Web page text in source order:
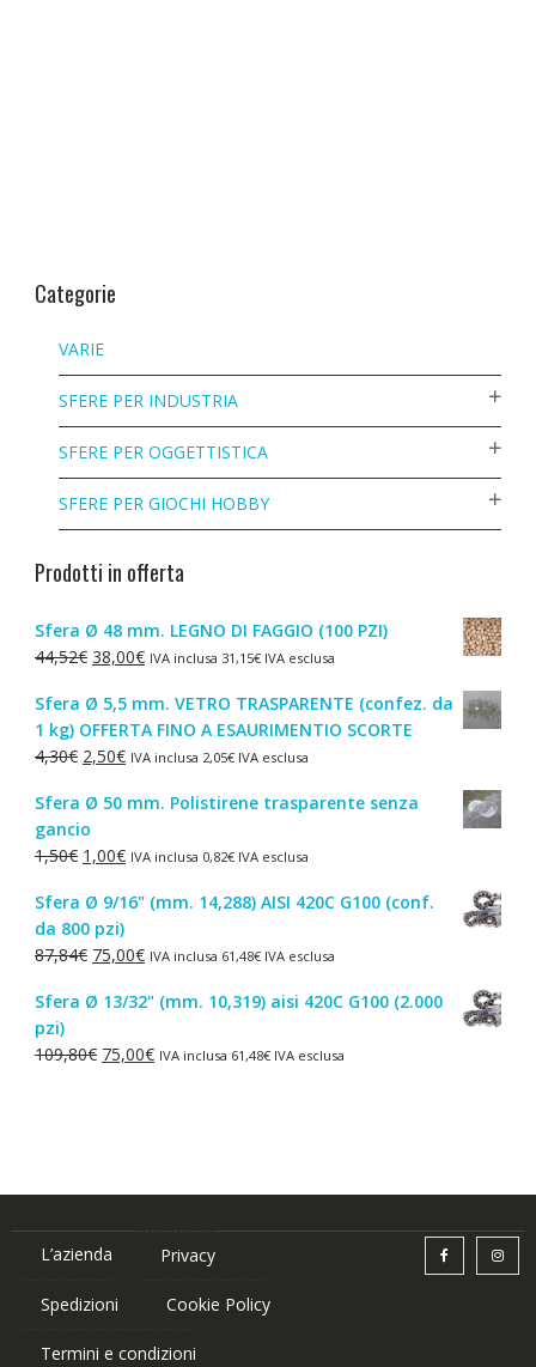
Categorie
VARIE
SFERE PER INDUSTRIA
SFERE PER OGGETTISTICA
SFERE PER GIOCHI HOBBY
Prodotti in offerta
Sfera Ø 48 mm. LEGNO DI FAGGIO (100 PZI)
44,52€ Il
originale
era:
44,52€.
38,00€Il
attuale
è:
38,00€.
IVA inclusa 31,15€IVA esclusa
Sfera Ø 5,5 mm. VETRO TRASPARENTE (confez. da
1 kg) OFFERTA FINO A ESAURIMENTIO SCORTE
4,30€ Il
originale
era:
4,30€.
2,50€Il
attuale
2,50€.
IVA inclusa 2,05€IVA esclusa
Sfera Ø 50 mm. Polistirene trasparente senza
gancio
1,50€ Il
originale
era:
1,50€.
1,00€Il
attuale
è:
1,00€.
IVA inclusa 0,82€IVA esclusa
Sfera Ø 9/16" (mm. 14,288) AISI 420C G100 (conf.
da 800 pzi)
87,84€ Il
originale
87,84€.
75,00€Il
attuale
75,00€.
IVA inclusa 61,48€IVA esclusa
Sfera Ø 13/32" (mm. 10,319) aisi 420C G100 (2.000
pzi)
109,80€ Il
75,00€IlIVA inclusa 61,48€IVA esclusa
L’azienda Privacy
Spedizioni Cookie Policy
Termini e condizioni